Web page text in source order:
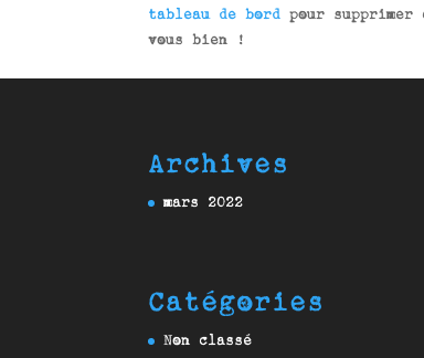
tableau de bord pour supprimer
vous bien !
Archives
mars 2022
Catégories
Non classé